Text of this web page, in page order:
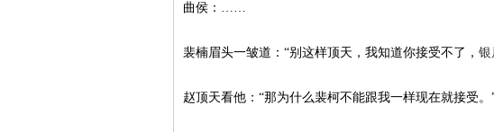
曲侯：……
裴楠眉头一皱道：“别这样顶天，我知道你接受不了， 银
赵顶天看他：“那为什么裴柯不能跟我一样现在就接受。